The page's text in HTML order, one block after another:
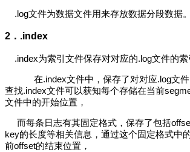
.log文件为数据文件用来存放数据分段数据。
2． .index
.index为索引文件保存对对应的.log文件的索
在.index文件中，保存了对对应.log文件
查找.index文件可以获知每个存储在当前
文件中的开始位置，
而每条日志有其固定格式，保存了包括
key的长度等相关信息，通过这个固定格式中
前offset的结束位置，